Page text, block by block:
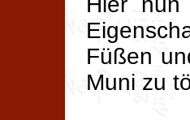
Füßen
Muni zu